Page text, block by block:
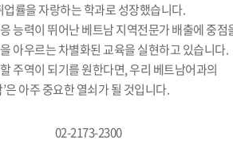
업률을 자랑하는 학과로 성장했습니다.
능력이 뛰어난 베트남 지역전문가 배출에 중점
아우르는 차별화된 교육을 실현하고 있습니다.
주역이 되기를 원한다면, 우리 베트남어과의
은 아주 중요한 열쇠가 될 것입니다.
02-2173-2300